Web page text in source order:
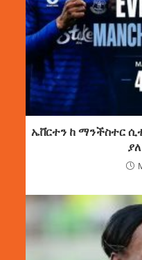
ኤቨርተን ከ ማንችስተር